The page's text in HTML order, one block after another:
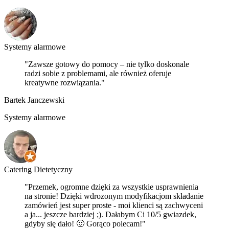
Systemy alarmowe
"Zawsze gotowy do pomocy – nie tylko doskonale
radzi sobie z problemami, ale również oferuje
kreatywne rozwiązania."
Bartek Janczewski
Systemy alarmowe
Catering Dietetyczny
"Przemek, ogromne dzięki za wszystkie usprawnienia
na stronie! Dzięki wdrozonym modyfikacjom składanie
zamówień jest super proste - moi klienci są zachwyceni
a ja... jeszcze bardziej ;). Dałabym Ci 10/5 gwiazdek,
gdyby się dało! 🙂 Gorąco polecam!"